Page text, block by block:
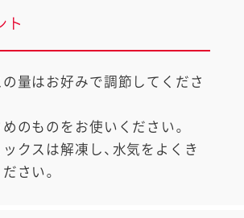
ト
量はお好みで調節してくださ
のものをお使いください。
クスは解凍し、水気をよくき
さい。